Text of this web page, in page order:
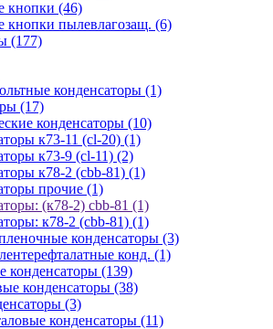
кнопки (46)
кнопки пылевлагозащ. (6)
(177)
конденсаторы (1)
(17)
конденсаторы (10)
к73-11 (cl-20) (1)
к73-9 (cl-11) (2)
к78-2 (cbb-81) (1)
прочие (1)
(к78-2) cbb-81 (1)
к78-2 (cbb-81) (1)
конденсаторы (3)
конд. (1)
конденсаторы (139)
конденсаторы (38)
(3)
конденсаторы (11)